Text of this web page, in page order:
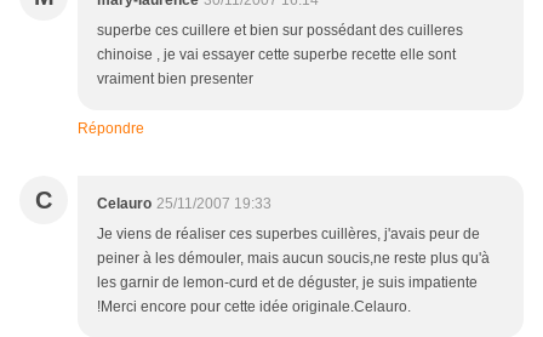
superbe ces cuillere et bien sur possédant des cuilleres
chinoise , je vai essayer cette superbe recette elle sont
vraiment bien presenter
Répondre
C Celauro 25/11/2007 19:33
Je viens de réaliser ces superbes cuillères, j'avais peur de
peiner à les démouler, mais aucun soucis,ne reste plus qu'à
les garnir de lemon-curd et de déguster, je suis impatiente
!Merci encore pour cette idée originale.Celauro.